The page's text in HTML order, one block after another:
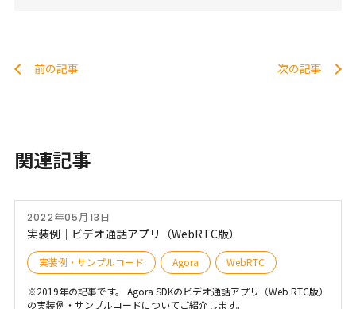
前の記事 次の記事
関連記事
2022年05月13日
実装例｜ビデオ通話アプリ（WebRTC版）
実装例・サンプルコード Agora WebRTC
※2019年の記事です。 Agora SDKのビデオ通話アプリ（Web RTC版）
の実装例・サンプルコードについてご紹介します。